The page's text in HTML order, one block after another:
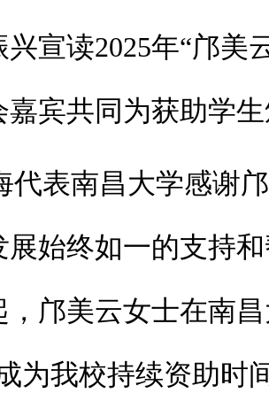
宣读2025年“邝美
嘉宾共同为获助学
代表南昌大学感谢
展始终如一的支持
，邝美云女士在南
为我校持续资助时